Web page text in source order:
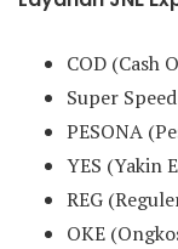
COD (Cash
Super
PESONA
YES (Yakin
REG
OKE